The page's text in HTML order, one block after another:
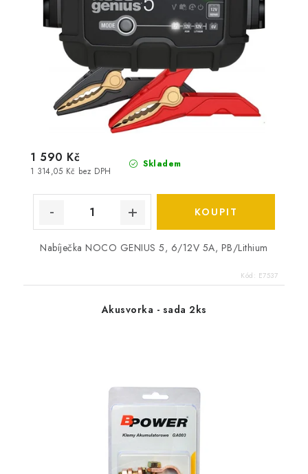
Skladem
1 314,05 Kč bez DPH
1 590 Kč
Nabíječka NOCO GENIUS 5, 6/12V 5A, PB/Lithium
Kód: E7537
Akusvorka - sada 2ks